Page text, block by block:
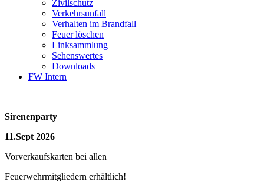
Zivilschutz
Verkehrsunfall
Verhalten im Brandfall
Feuer löschen
Linksammlung
Sehenswertes
Downloads
FW Intern
Sirenenparty
11.Sept 2026
Vorverkaufskarten bei allen
Feuerwehrmitgliedern erhältlich!